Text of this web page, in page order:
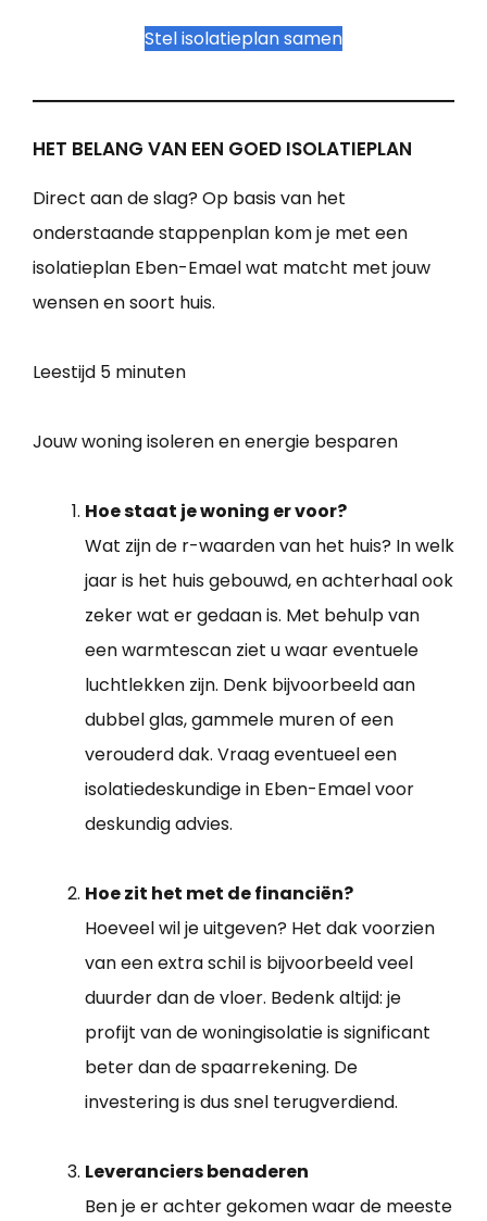
Stel isolatieplan samen
HET BELANG VAN EEN GOED ISOLATIEPLAN
Direct aan de slag? Op basis van het
onderstaande stappenplan kom je met een
isolatieplan Eben-Emael wat matcht met jouw
wensen en soort huis.
Leestijd 5 minuten
Jouw woning isoleren en energie besparen
Hoe staat je woning er voor?
Wat zijn de r-waarden van het huis? In welk
jaar is het huis gebouwd, en achterhaal ook
zeker wat er gedaan is. Met behulp van
een warmtescan ziet u waar eventuele
luchtlekken zijn. Denk bijvoorbeeld aan
dubbel glas, gammele muren of een
verouderd dak. Vraag eventueel een
isolatiedeskundige in Eben-Emael voor
deskundig advies.
Hoe zit het met de financiën?
Hoeveel wil je uitgeven? Het dak voorzien
van een extra schil is bijvoorbeeld veel
duurder dan de vloer. Bedenk altijd: je
profijt van de woningisolatie is significant
beter dan de spaarrekening. De
investering is dus snel terugverdiend.
Leveranciers benaderen
Ben je er achter gekomen waar de meeste